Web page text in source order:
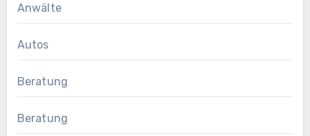
Anwälte
Autos
Beratung
Beratung